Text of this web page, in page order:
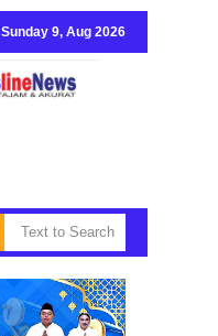
Sunday 9, Aug 2026